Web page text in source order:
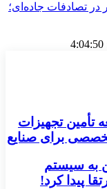
در تصادفات جاده‌ای؛
4:04:50
تأمین تجهیزات
برای صنایع
به سیستم
پیدا کرد!